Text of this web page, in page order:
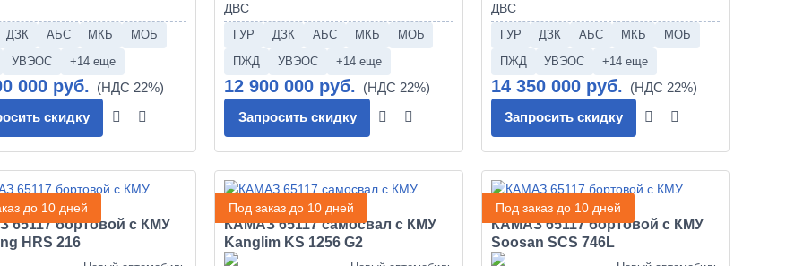
ДЗК АБС МКБ
МОБ
УВЭОС +14 еще
000 руб.
скидку
ГУР ДЗК АБС МКБ
МОБ
ПЖД
УВЭОС +14 еще
12 900 000 руб.
Запросить скидку
ГУР ДЗК АБС МКБ
МОБ
ПЖД
УВЭОС +14 еще
14 350 000 руб.
Запросить скидку
до 10 дней
65117 бортовой с КМУ
HRS 216
Под заказ до 10 дней
КАМАЗ 65117 самосвал с КМУ
Kanglim KS 1256 G2
Под заказ до 10 дней
КАМАЗ 65117 бортовой с КМУ
Soosan SCS 746L